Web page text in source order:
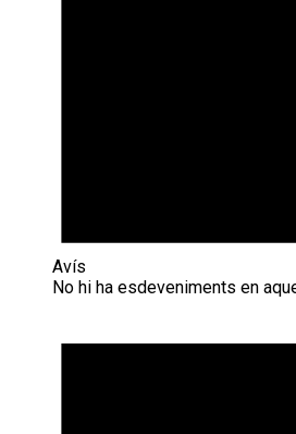
Avís
No hi ha esdeveniments en